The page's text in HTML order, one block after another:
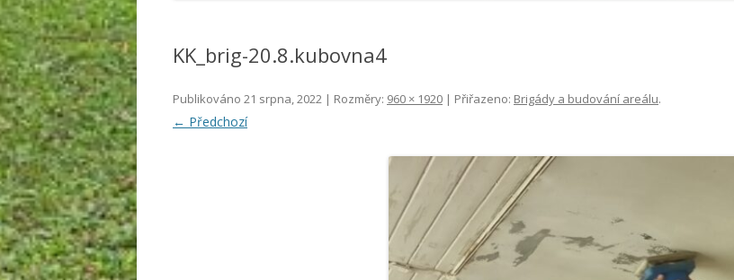
KK_brig-20.8.kubovna4
Publikováno 21 srpna, 2022 | Rozměry: 960 × 1920 | Přiřazeno: Brigády a budování areálu.
← Předchozí